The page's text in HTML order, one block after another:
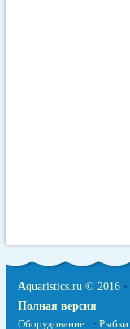
Aquaristics.ru © 2016 •
Полная версия
Оборудование
· Рыбки